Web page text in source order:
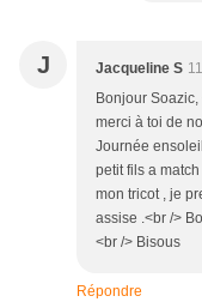
J Jacqueline S
Bonjour
merci à toi de
Journée
petit fils a
mon tricot , je
assise .<br />
<br /> Bisous
Répondre